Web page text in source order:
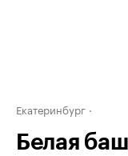
Екатеринбург
Белая